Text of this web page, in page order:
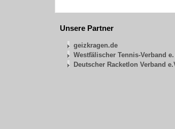
Unsere Partner
geizkragen.de
Westfälischer Tennis-Verband e.
Deutscher Racketlon Verband